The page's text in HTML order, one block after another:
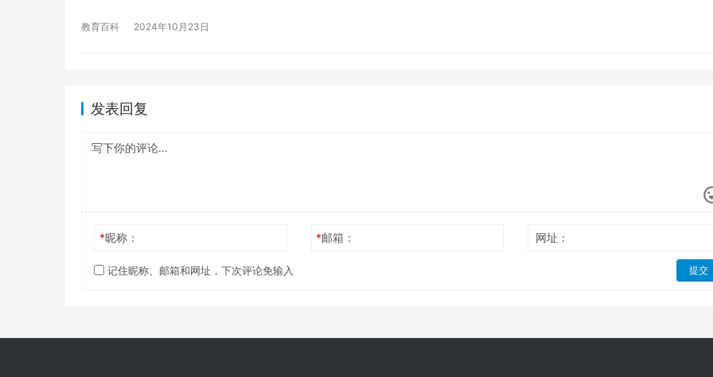
教育百科 2024年10月23日
发表回复
*昵称： *邮箱： 网址：
记住昵称、邮箱和网址，下次评论免输入 提交